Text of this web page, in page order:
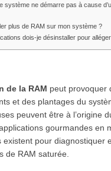
système ne démarre pas à cause
plus de RAM sur mon système ?
dois-je désinstaller pour
de la RAM peut provoquer
et des plantages du
peuvent être à l’origine
gourmandes en
existent pour diagnostiquer
de RAM saturée.